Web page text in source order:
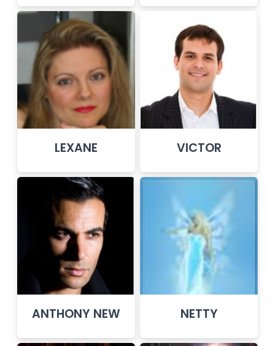
LEXANE VICTOR
ANTHONY NEW NETTY